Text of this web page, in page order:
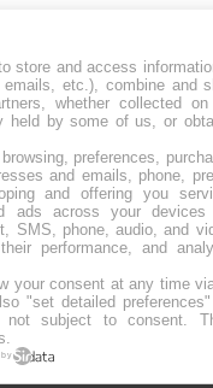
store and access
etc.), combine and
whether collected
held by some of us, or
preferences,
and emails, phone,
and offering you
ads across your devices
SMS, phone, audio, and
performance, and
your consent at any time
"set detailed
not subject to consent.
by